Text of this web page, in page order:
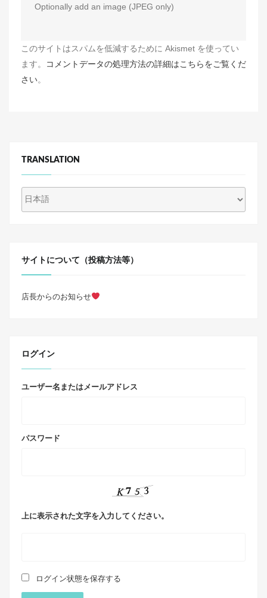
Optionally add an image (JPEG only)
このサイトはスパムを低減するために Akismet を使ってい
ます。
コメントデータの処理方法の詳細はこちらをご覧くだ
さい。
TRANSLATION
サイトについて（投稿方法等）
店長からのお知らせ
ログイン
ユーザー名またはメールアドレス
パスワード
上に表示された文字を入力してください。
ログイン状態を保存する